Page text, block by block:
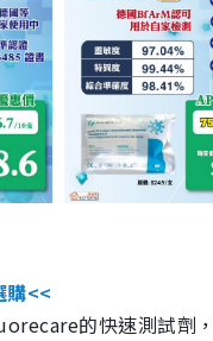
購<<
的快速測試劑